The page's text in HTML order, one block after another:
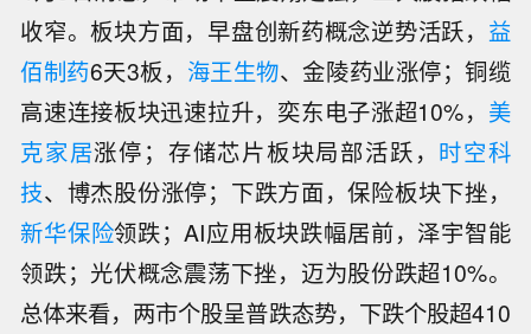
收窄。板块方面，早盘创新药概念逆势活跃， 益
佰制药6天3板， 海王生物、金陵药业涨停；铜缆
高速连接板块迅速拉升，奕东电子涨超10%， 美
克家居涨停；存储芯片板块局部活跃， 时空科
技、博杰股份涨停；下跌方面，保险板块下挫，
新华保险领跌；AI应用板块跌幅居前，泽宇智能
领跌；光伏概念震荡下挫，迈为股份跌超10%。
总体来看，两市个股呈普跌态势，下跌个股超410